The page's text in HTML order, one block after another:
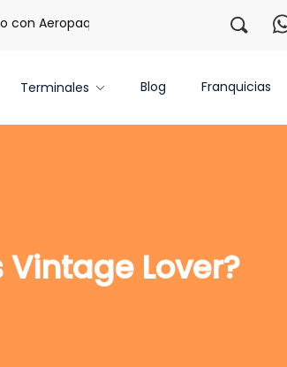
Aeropaq Prime ¡Regístrate con
Terminales Blog Franquicias
Vintage Lover?